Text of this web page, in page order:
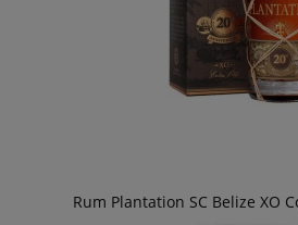
Rum Plantation SC Belize XO